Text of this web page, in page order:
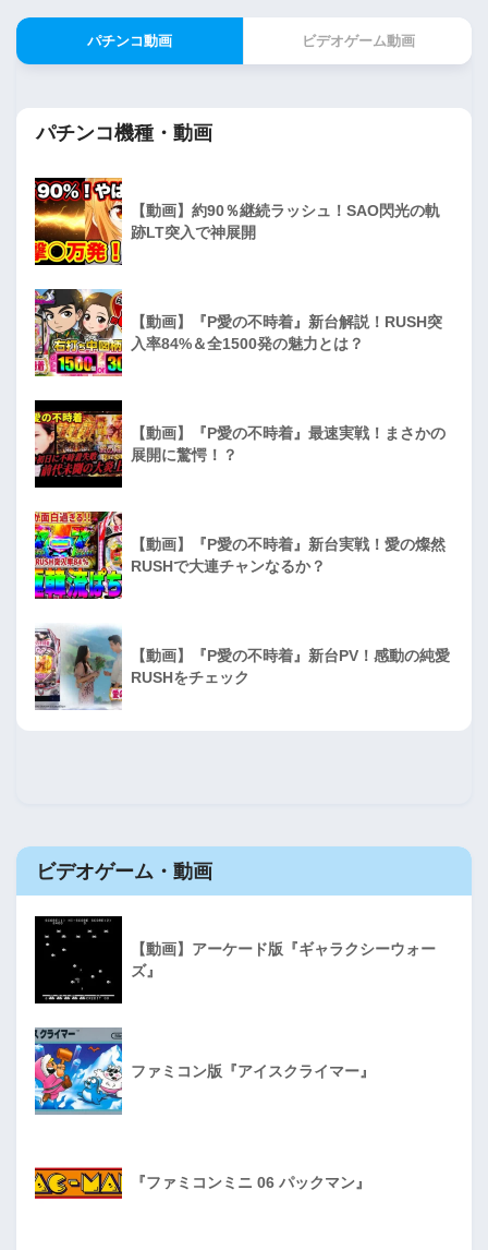
パチンコ動画 ビデオゲーム動画
パチンコ機種・動画
【動画】約90％継続ラッシュ！SAO閃光の軌
跡LT突入で神展開
【動画】『P愛の不時着』新台解説！RUSH突
入率84%＆全1500発の魅力とは？
【動画】『P愛の不時着』最速実戦！まさかの
展開に驚愕！？
【動画】『P愛の不時着』新台実戦！愛の燦然
RUSHで大連チャンなるか？
【動画】『P愛の不時着』新台PV！感動の純愛
RUSHをチェック
ビデオゲーム・動画
【動画】アーケード版『ギャラクシーウォー
ズ』
ファミコン版『アイスクライマー』
『ファミコンミニ 06 パックマン』